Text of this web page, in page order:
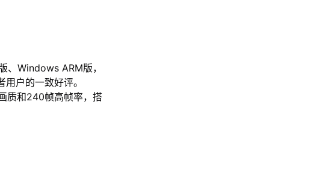
、Windows ARM版，
户的一致好评。
质和240帧高帧率，搭